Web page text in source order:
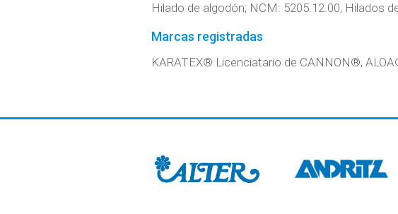
Hilado de algodón; NCM: 5205.12.00, Hilados
Marcas registradas
KARATEX® Licenciatario de CANNON®,